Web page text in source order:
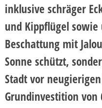
inklusive schräger
und Kippflügel
Beschattung mit
Sonne schützt,
Stadt vor
Grundinvestition von